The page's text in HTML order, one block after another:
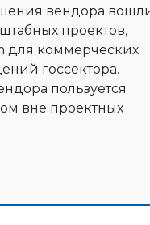
вендора
проектов,
для коммерческих
госсектора.
пользуется
вне проектных